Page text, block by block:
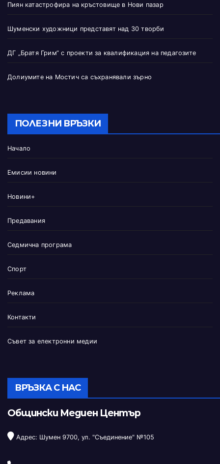
Пиян катастрофира на кръстовище в Нови пазар
Шуменски художници представят над 30 творби
ДГ „Братя Грим“ с проекти за квалификация на педагозите
Долиумите на Мостич са съхранявали зърно
ПОЛЕЗНИ ВРЪЗКИ
Начало
Емисии новини
Новини+
Предавания
Седмична програма
Спорт
Реклама
Контакти
Съвет за електронни медии
ВРЪЗКА С НАС
Общински Медиен Център
Адрес: Шумен 9700, ул. "Съединение" №105